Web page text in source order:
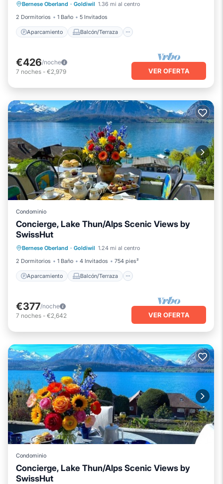
Bernese Oberland · Goldiwil 1.36 mi al centro
2 Dormitorios
1 Baño 5 Invitados
Aparcamiento Balcón/Terraza
Cocina
Aire acondicionado
€426/noche
7 noches - €2,979 VER OFERTA
Condominio
Concierge, Lake Thun/Alps Scenic Views by
SwissHut
Bernese Oberland · Goldiwil 1.24 mi al centro
2 Dormitorios
1 Baño 4 Invitados 754 pies²
Aparcamiento Balcón/Terraza
Cocina
Internet
€377/noche
7 noches - €2,642 VER OFERTA
Condominio
Concierge, Lake Thun/Alps Scenic Views by
SwissHut